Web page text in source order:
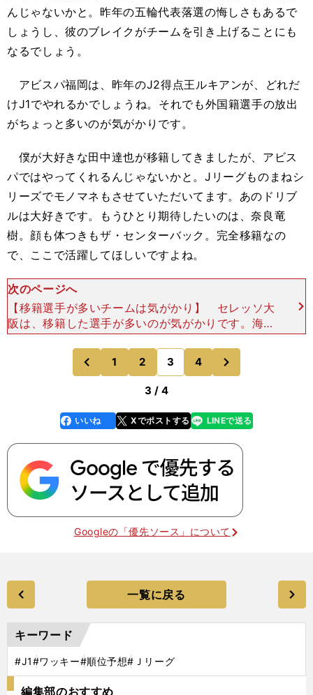
んじゃないかと。昨年の五輪代表落選の悔しさもあるで
しょうし、彼のブレイクがチームを引き上げることにも
なるでしょう。
アビスパ福岡は、昨年のJ2得点王ルキアンが、どれだ
けJ1でやれるかでしょうね。それでも外国籍選手の放出
がちょっと多いのが気がかりです。
僕が大好きな田中達也が移籍してきましたが、アビス
パではやってくれるんじゃないかと。Jリーグものまねシ
リーズでモノマネもさせていただいてます。あのドリブ
ルは大好きです。もうひとり期待したいのは、奈良竜
樹。顔も体つきもザ・センターバック。完全移籍なの
で、ここで活躍してほしいですよね。
次のページへ
【移籍選手が多いチームは気がかり】 セレッソ大
阪は、移籍した選手が多いのが気がかりです。海外
にステップアップした移籍選手もいるので、しょう
がない面はあるんですが......。 このチームでは、
清水
前
のページへ
1 2 3 4
のページへ
3 / 4
faceboo
k
いいね Xでポストする
line LINEで送る
Googleの「優先ソース」について
一覧に戻る
キーワード
#J1#ワッキー#順位予想#Ｊリーグ
編集部のおすすめ